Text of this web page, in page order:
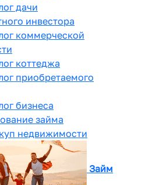
дачи
инвестора
коммерческой
коттеджа
приобретаемого
бизнеса
займа
недвижимости
Займ